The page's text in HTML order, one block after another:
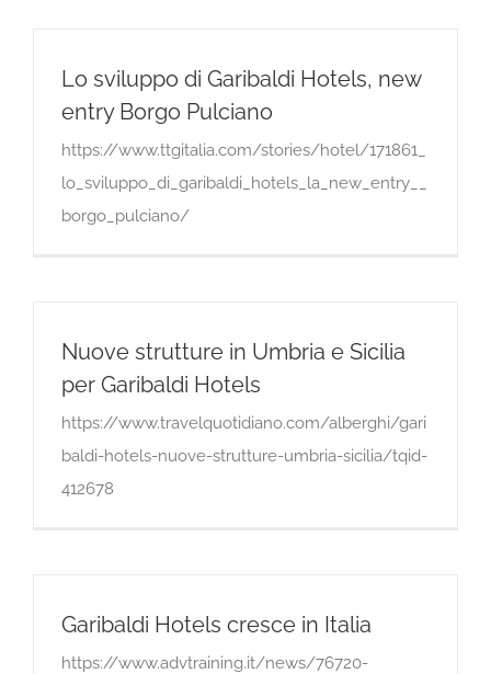
Lo sviluppo di Garibaldi Hotels, new
entry Borgo Pulciano
https://www.ttgitalia.com/stories/hotel/171861_
lo_sviluppo_di_garibaldi_hotels_la_new_entry__
borgo_pulciano/
Nuove strutture in Umbria e Sicilia
per Garibaldi Hotels
https://www.travelquotidiano.com/alberghi/gari
baldi-hotels-nuove-strutture-umbria-sicilia/tqid-
412678
Garibaldi Hotels cresce in Italia
https://www.advtraining.it/news/76720-